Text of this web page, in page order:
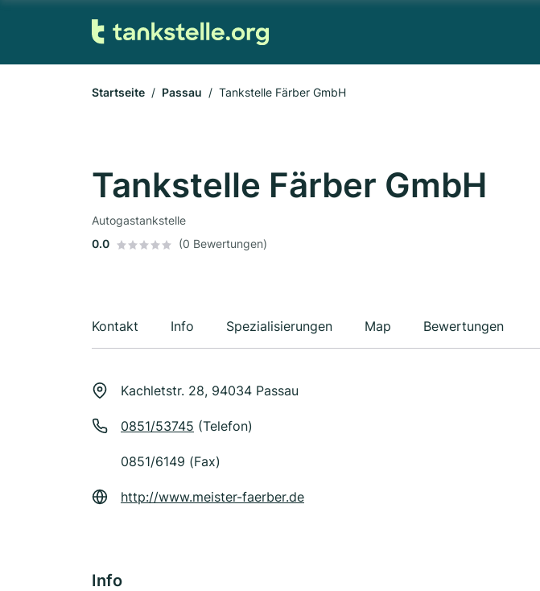
Startseite Passau Tankstelle Färber GmbH
Tankstelle Färber GmbH
Autogastankstelle
0.0
(0 Bewertungen)
Kontakt Info Spezialisierungen Map Bewertungen
Kachletstr. 28, 94034 Passau
0851/53745 (Telefon)
0851/6149 (Fax)
http://www.meister-faerber.de
Info